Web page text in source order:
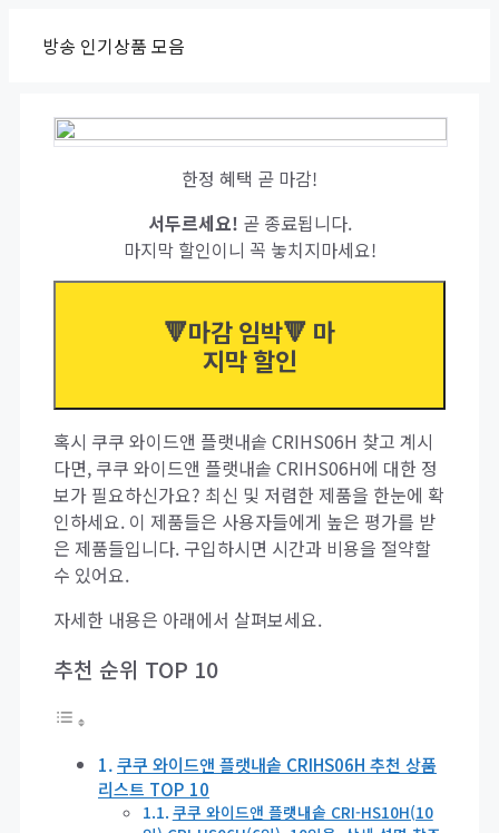
방송 인기상품 모음
한정 혜택 곧 마감!
서두르세요! 곧 종료됩니다.
마지막 할인이니 꼭 놓치지마세요!
🔻마감 임박🔻 마
지막 할인
혹시 쿠쿠 와이드앤 플랫내솥 CRIHS06H 찾고 계시
다면, 쿠쿠 와이드앤 플랫내솥 CRIHS06H에 대한 정
보가 필요하신가요? 최신 및 저렴한 제품을 한눈에 확
인하세요. 이 제품들은 사용자들에게 높은 평가를 받
은 제품들입니다. 구입하시면 시간과 비용을 절약할
수 있어요.
자세한 내용은 아래에서 살펴보세요.
추천 순위 TOP 10
쿠쿠 와이드앤 플랫내솥 CRIHS06H 추천 상품
리스트 TOP 10
쿠쿠 와이드앤 플랫내솥 CRI-HS10H(10